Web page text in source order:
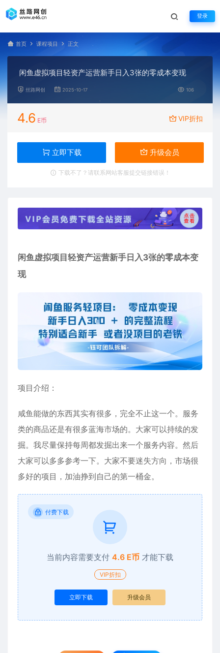
登录
首页 课程项目 正文
闲鱼虚拟项目轻资产运营新手日入3张的零成本变现
丝路网创 2025-10-17 106
4.6 E币 VIP折扣
立即下载 升级会员
下载不了？请联系网站客服提交链接错误！
闲鱼虚拟项目轻资产运营新手日入3张的零成本变
现
项目介绍：
咸鱼能做的东西其实有很多，完全不止这一个。服务
类的商品还是有很多蓝海市场的。大家可以持续的发
掘。我尽量保持每周都发掘出来一个服务内容。然后
大家可以多多参考一下。大家不要迷失方向，市场很
多好的项目，加油挣到自己的第一桶金。
付费下载
当前内容需要支付 4.6 E币 才能下载
VIP折扣
立即下载 升级会员